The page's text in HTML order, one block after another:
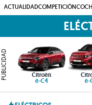
ACTUALIDADCOMPETICIÓN
PUBLICIDAD Citroën
ë-C4 ë-